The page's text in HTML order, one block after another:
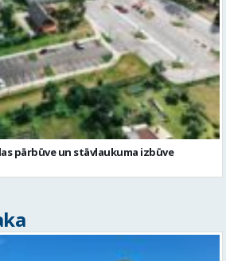
pārbūve un stāvlaukuma izbūve